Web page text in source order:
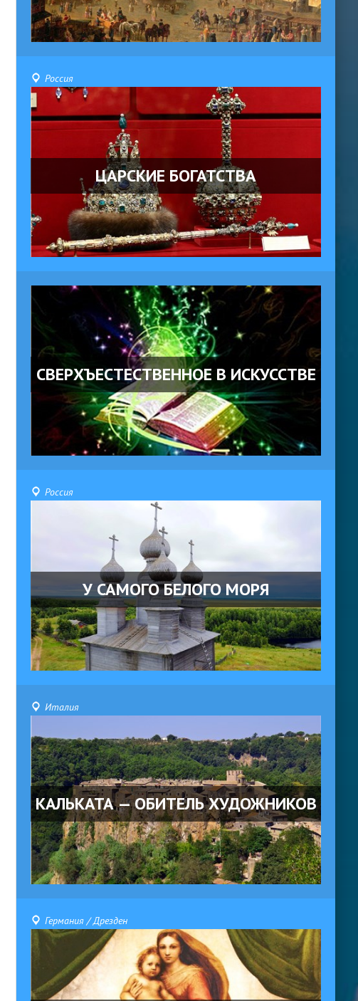
Россия
ЦАРСКИЕ БОГАТСТВА
СВЕРХЪЕСТЕСТВЕННОЕ В ИСКУССТВЕ
Россия
У САМОГО БЕЛОГО МОРЯ
Италия
КАЛЬКАТА — ОБИТЕЛЬ ХУДОЖНИКОВ
Германия / Дрезден